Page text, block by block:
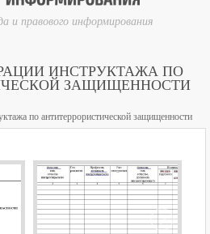
и правового информирования
ИНСТРУКТАЖА ПО
ЗАЩИЩЕННОСТИ
по антитеррористической защищенности